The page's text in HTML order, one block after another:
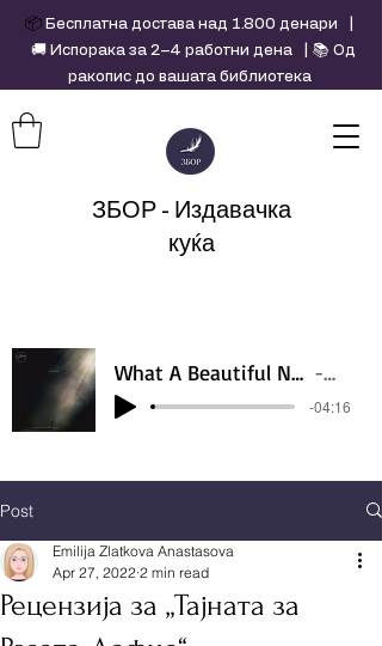
ЗБОР - Издавачка
куќа
What A Beautiful Name - Hillsong - Violin cover by Daniel Jang Artist
-04:16
📦 Бесплатна достава над 1.800 денари |
🚚 Испорака за 2–4 работни дена | 📚 Од
ракопис до вашата библиотека
Post
Рецензија за „Тајната за
Emilija Zlatkova Anastasova
Apr 27, 2022 2 min read